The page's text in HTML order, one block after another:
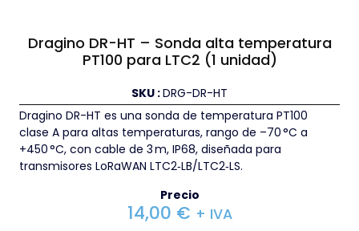
Dragino DR-HT – Sonda alta temperatura
PT100 para LTC2 (1 unidad)
SKU :DRG-DR-HT
Dragino DR-HT es una sonda de temperatura PT100
clase A para altas temperaturas, rango de –70 °C a
+450 °C, con cable de 3 m, IP68, diseñada para
transmisores LoRaWAN LTC2‑LB/LTC2‑LS.
Precio
14,00 € + IVA